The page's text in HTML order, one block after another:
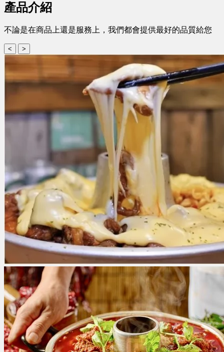
產品介紹
不論是在商品上還是服務上，我們都會提供最好的品質給您
< >